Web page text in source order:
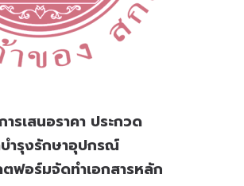
ารเสนอราคา ประกวด
บำรุงรักษาอุปกรณ์
ฟอร์มจัดทำเอกสารหลัก